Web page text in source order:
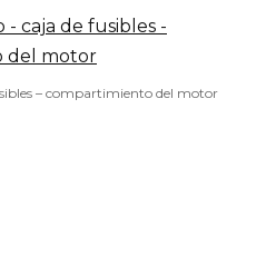
– compartimiento del motor